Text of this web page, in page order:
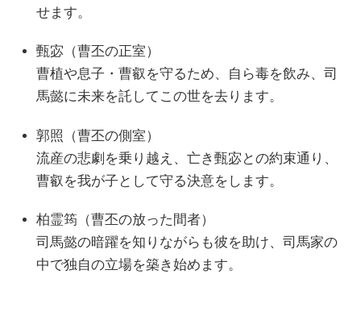
せます。
甄宓（曹丕の正室）
曹植や息子・曹叡を守るため、自ら毒を飲み、司
馬懿に未来を託してこの世を去ります。
郭照（曹丕の側室）
流産の悲劇を乗り越え、亡き甄宓との約束通り、
曹叡を我が子として守る決意をします。
柏霊筠（曹丕の放った間者）
司馬懿の暗躍を知りながらも彼を助け、司馬家の
中で独自の立場を築き始めます。